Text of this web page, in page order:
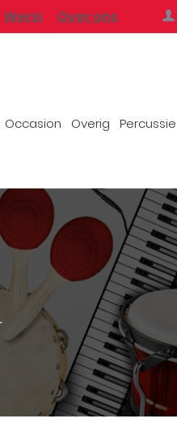
Wersi Over ons
Occasion Overig Percussie